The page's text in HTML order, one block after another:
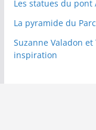
Les statues du pont
La pyramide du
Suzanne Valadon
inspiration